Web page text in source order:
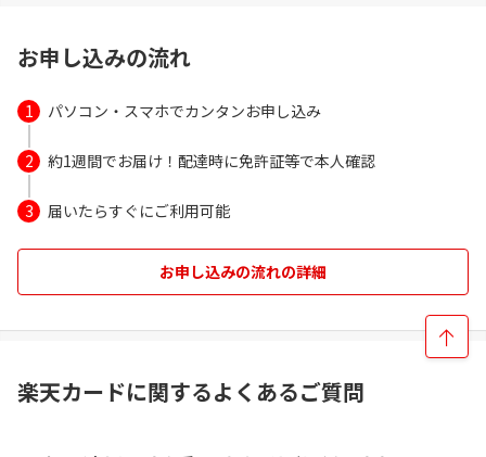
お申し込みの流れ
パソコン・スマホでカンタンお申し込み
約1週間でお届け！配達時に免許証等で本人確認
届いたらすぐにご利用可能
お申し込みの流れの詳細
楽天カードに関するよくあるご質問